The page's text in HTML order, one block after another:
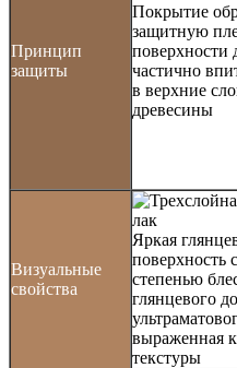
Принцип
защиты
Покрытие
защитную
поверхности
частично
в верхние
древесины
Визуальные
свойства
Яркая
поверхность
степенью
глянцевого до
выраженная
текстуры